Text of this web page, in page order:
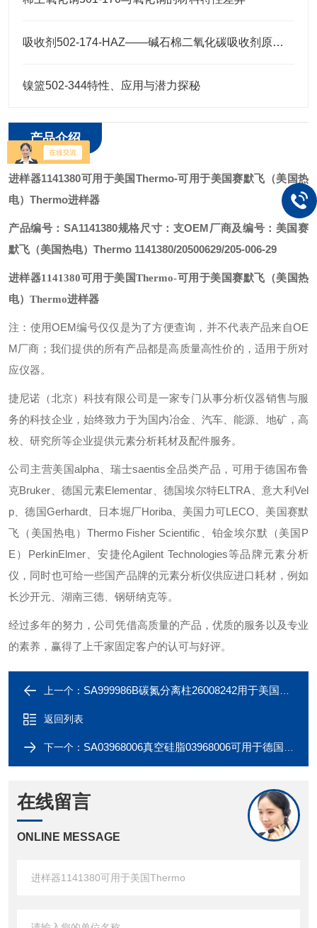
吸收剂502-174-HAZ——碱石棉二氧化碳吸收剂原理与元素分析及气体净化应用
镍篮502-344特性、应用与潜力探秘
产品介绍
进样器1141380可用于美国Thermo-可用于美国赛默飞（美国热
电）Thermo进样器
产品编号：SA1141380规格尺寸：支OEM厂商及编号：美国赛
默飞（美国热电）Thermo 1141380/20500629/205-006-29
进样器1141380可用于美国Thermo-可用于美国赛默飞（美国热
电）Thermo进样器
注：使用OEM编号仅仅是为了方便查询，并不代表产品来自OE
M厂商；我们提供的所有产品都是高质量高性价的，适用于所对
应仪器。
捷尼诺（北京）科技有限公司是一家专门从事分析仪器销售与服
务的科技企业，始终致力于为国内冶金、汽车、能源、地矿，高
校、研究所等企业提供元素分析耗材及配件服务。
公司主营美国alpha、瑞士saentis全品类产品，可用于德国布鲁
克Bruker、德国元素Elementar、德国埃尔特ELTRA、意大利Vel
p、德国Gerhardt、日本堀厂Horiba、美国力可LECO、美国赛默
飞（美国热电）Thermo Fisher Scientific、铂金埃尔默（美国P
E）PerkinElmer、安捷伦Agilent Technologies等品牌元素分析
仪，同时也可给一些国产品牌的元素分析仪供应进口耗材，例如
长沙开元、湖南三德、钢研纳克等。
经过多年的努力，公司凭借高质量的产品，优质的服务以及专业
的素养，赢得了上千家固定客户的认可与好评。
上一个： SA999986B碳氮分离柱26008242用于美国Thermo
返回列表
下一个： SA03968006真空硅脂03968006可用于德国元素Elementar
在线留言
ONLINE MESSAGE